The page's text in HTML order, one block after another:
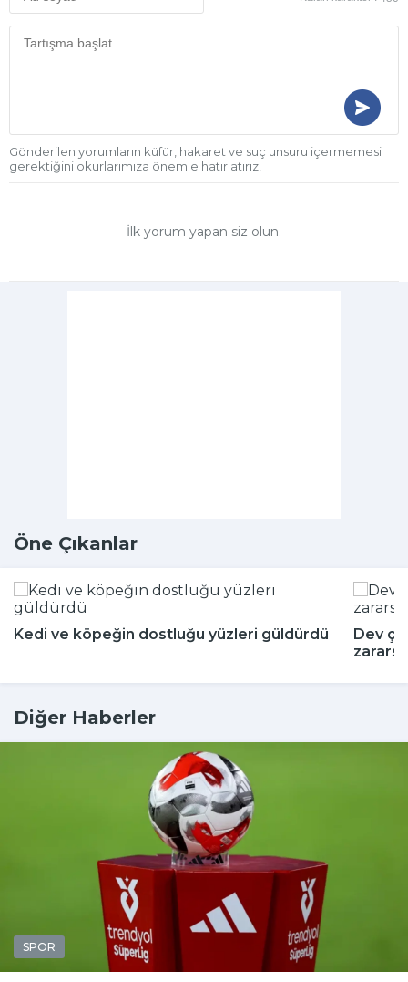
Gönderilen yorumların küfür, hakaret ve suç unsuru içermemesi
gerektiğini okurlarımıza önemle hatırlatırız!
İlk yorum yapan siz olun.
Öne Çıkanlar
Kedi ve köpeğin dostluğu yüzleri güldürdü
Dev
Diğer Haberler
SPOR